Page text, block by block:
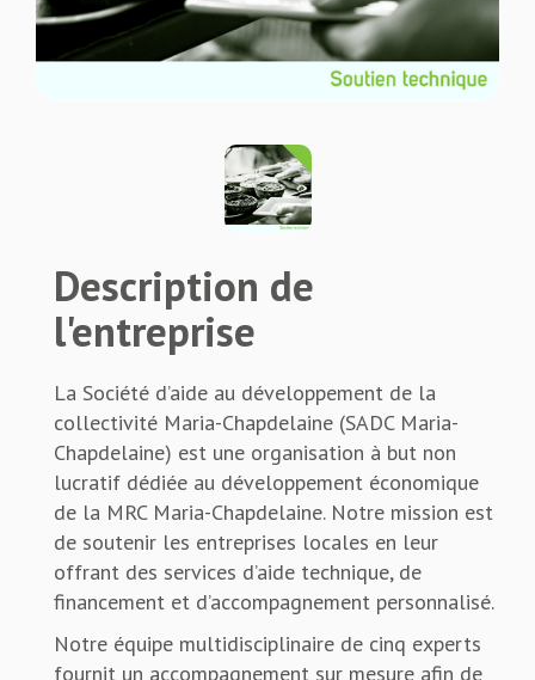
Description de
l'entreprise
La Société d’aide au développement de la
collectivité Maria-Chapdelaine (SADC Maria-
Chapdelaine) est une organisation à but non
lucratif dédiée au développement économique
de la MRC Maria-Chapdelaine. Notre mission est
de soutenir les entreprises locales en leur
offrant des services d’aide technique, de
financement et d’accompagnement personnalisé.
Notre équipe multidisciplinaire de cinq experts
fournit un accompagnement sur mesure afin de